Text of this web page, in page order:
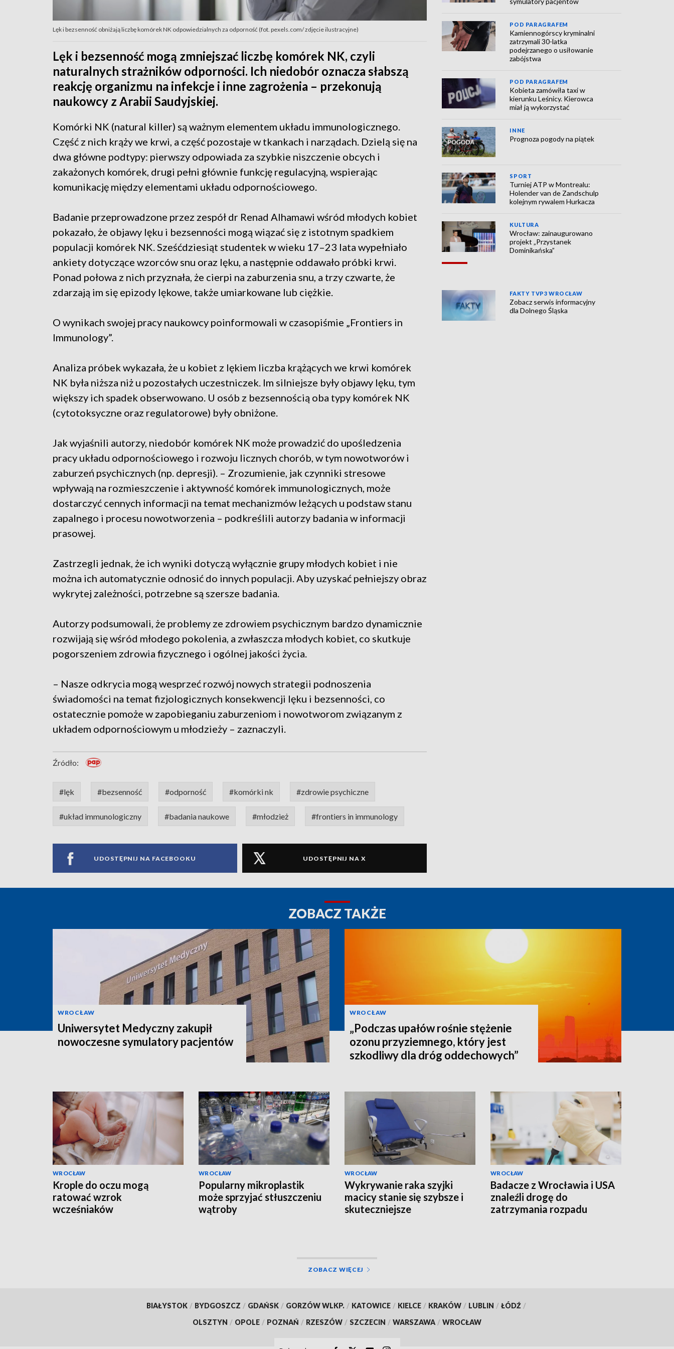
Lęk i bezsenność obniżają liczbę komórek NK odpowiedzialnych za odporność (fot. pexels.com/ zdjęcie ilustracyjne)
Lęk i bezsenność mogą zmniejszać liczbę komórek NK, czyli
naturalnych strażników odporności. Ich niedobór oznacza słabszą
reakcję organizmu na infekcje i inne zagrożenia – przekonują
naukowcy z Arabii Saudyjskiej.
Komórki NK (natural killer) są ważnym elementem układu immunologicznego.
Część z nich krąży we krwi, a część pozostaje w tkankach i narządach. Dzielą się na
dwa główne podtypy: pierwszy odpowiada za szybkie niszczenie obcych i
zakażonych komórek, drugi pełni głównie funkcję regulacyjną, wspierając
komunikację między elementami układu odpornościowego.
Badanie przeprowadzone przez zespół dr Renad Alhamawi wśród młodych kobiet
pokazało, że objawy lęku i bezsenności mogą wiązać się z istotnym spadkiem
populacji komórek NK. Sześćdziesiąt studentek w wieku 17–23 lata wypełniało
ankiety dotyczące wzorców snu oraz lęku, a następnie oddawało próbki krwi.
Ponad połowa z nich przyznała, że cierpi na zaburzenia snu, a trzy czwarte, że
zdarzają im się epizody lękowe, także umiarkowane lub ciężkie.
O wynikach swojej pracy naukowcy poinformowali w czasopiśmie „Frontiers in
Immunology”.
Analiza próbek wykazała, że u kobiet z lękiem liczba krążących we krwi komórek
NK była niższa niż u pozostałych uczestniczek. Im silniejsze były objawy lęku, tym
większy ich spadek obserwowano. U osób z bezsennością oba typy komórek NK
(cytotoksyczne oraz regulatorowe) były obniżone.
Jak wyjaśnili autorzy, niedobór komórek NK może prowadzić do upośledzenia
pracy układu odpornościowego i rozwoju licznych chorób, w tym nowotworów i
zaburzeń psychicznych (np. depresji). – Zrozumienie, jak czynniki stresowe
wpływają na rozmieszczenie i aktywność komórek immunologicznych, może
dostarczyć cennych informacji na temat mechanizmów leżących u podstaw stanu
zapalnego i procesu nowotworzenia – podkreślili autorzy badania w informacji
prasowej.
Zastrzegli jednak, że ich wyniki dotyczą wyłącznie grupy młodych kobiet i nie
można ich automatycznie odnosić do innych populacji. Aby uzyskać pełniejszy obraz
wykrytej zależności, potrzebne są szersze badania.
Autorzy podsumowali, że problemy ze zdrowiem psychicznym bardzo dynamicznie
rozwijają się wśród młodego pokolenia, a zwłaszcza młodych kobiet, co skutkuje
pogorszeniem zdrowia fizycznego i ogólnej jakości życia.
– Nasze odkrycia mogą wesprzeć rozwój nowych strategii podnoszenia
świadomości na temat fizjologicznych konsekwencji lęku i bezsenności, co
ostatecznie pomoże w zapobieganiu zaburzeniom i nowotworom związanym z
układem odpornościowym u młodzieży – zaznaczyli.
Źródło:
#lęk #bezsenność #odporność #komórki nk #zdrowie psychiczne
#układ immunologiczny #badania naukowe #młodzież #frontiers in immunology
UDOSTĘPNIJ NA FACEBOOKU UDOSTĘPNIJ NA X
POD PARAGRAFEM
Kamiennogórscy kryminalni
zatrzymali 30-latka
podejrzanego o usiłowanie
zabójstwa
POD PARAGRAFEM
Kobieta zamówiła taxi w
kierunku Leśnicy. Kierowca
miał ją wykorzystać
INNE
Prognoza pogody na piątek
SPORT
Turniej ATP w Montrealu:
Holender van de Zandschulp
kolejnym rywalem Hurkacza
KULTURA
Wrocław: zainaugurowano
projekt „Przystanek
Dominikańska”
FAKTY TVP3 WROCŁAW
Zobacz serwis informacyjny
dla Dolnego Śląska
ZOBACZ TAKŻE
WROCŁAW
Uniwersytet Medyczny zakupił
nowoczesne symulatory pacjentów
WROCŁAW
„Podczas upałów rośnie stężenie
ozonu przyziemnego, który jest
szkodliwy dla dróg oddechowych”
WROCŁAW
Krople do oczu mogą
ratować wzrok
wcześniaków
WROCŁAW
Popularny mikroplastik
może sprzyjać stłuszczeniu
wątroby
WROCŁAW
Wykrywanie raka szyjki
macicy stanie się szybsze i
skuteczniejsze
WROCŁAW
Badacze z Wrocławia i USA
znaleźli drogę do
zatrzymania rozpadu
ZOBACZ WIĘCEJ
BIAŁYSTOK / BYDGOSZCZ / GDAŃSK / GORZÓW WLKP. / KATOWICE / KIELCE / KRAKÓW / LUBLIN / ŁÓDŹ /
OLSZTYN / OPOLE / POZNAŃ / RZESZÓW / SZCZECIN / WARSZAWA / WROCŁAW